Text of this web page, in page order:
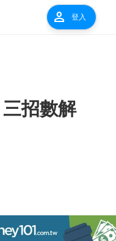
person 登入
招數解